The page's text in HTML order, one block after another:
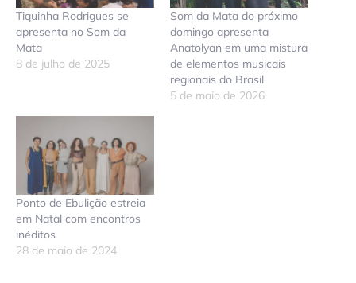
Tiquinha Rodrigues se
apresenta no Som da
Mata
8 de julho de 2025
Som da Mata do próximo
domingo apresenta
Anatolyan em uma mistura
de elementos musicais
regionais do Brasil
5 de maio de 2026
Ponto de Ebulição estreia
em Natal com encontros
inéditos
28 de maio de 2024